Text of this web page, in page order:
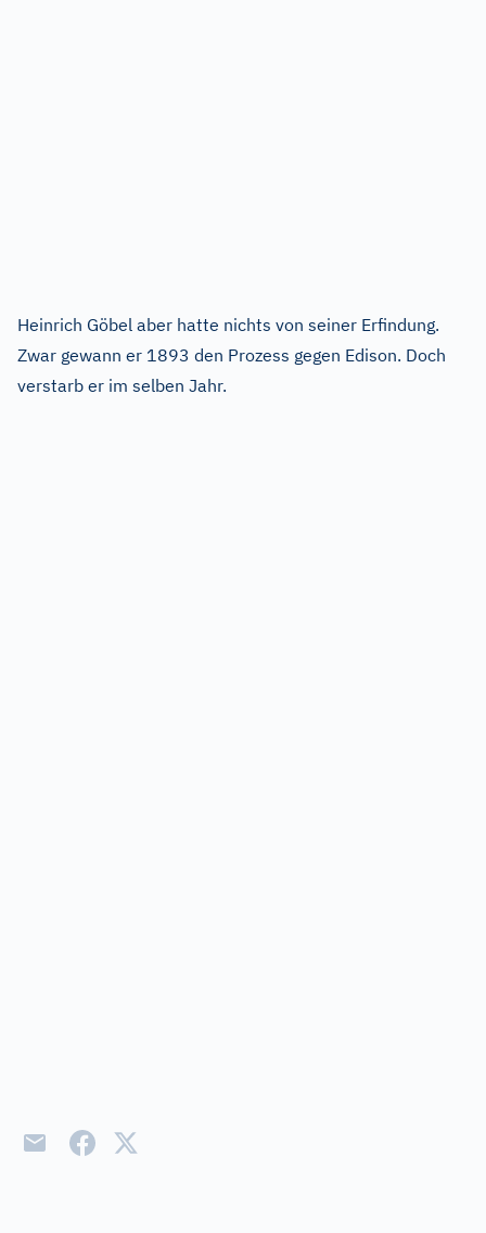
Heinrich Göbel aber hatte nichts von seiner Erfindung.
Zwar gewann er 1893 den Prozess gegen Edison. Doch
verstarb er im selben Jahr.